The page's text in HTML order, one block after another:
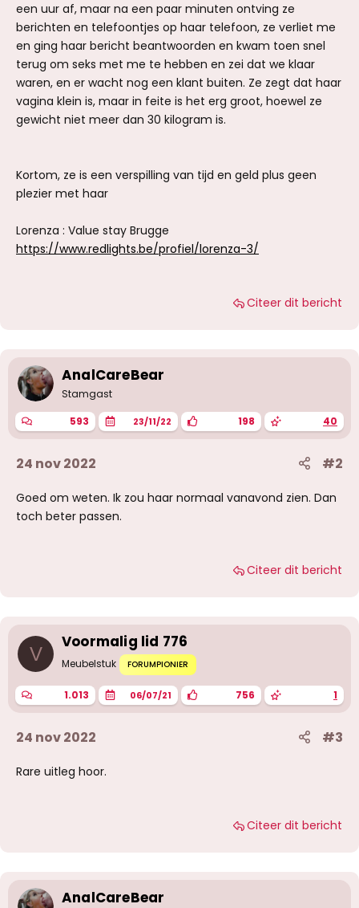
een uur af, maar na een paar minuten ontving ze
berichten en telefoontjes op haar telefoon, ze verliet me
en ging haar bericht beantwoorden en kwam toen snel
terug om seks met me te hebben en zei dat we klaar
waren, en er wacht nog een klant buiten. Ze zegt dat haar
vagina klein is, maar in feite is het erg groot, hoewel ze
gewicht niet meer dan 30 kilogram is.
Kortom, ze is een verspilling van tijd en geld plus geen
plezier met haar
Lorenza : Value stay Brugge
https://www.redlights.be/profiel/lorenza-3/
Citeer dit bericht
AnalCareBear
Stamgast
593 23/11/22 198 40
24 nov 2022 #2
Goed om weten. Ik zou haar normaal vanavond zien. Dan
toch beter passen.
Citeer dit bericht
V
Voormalig lid 776
Meubelstuk FORUMPIONIER
1.013 06/07/21 756 1
24 nov 2022 #3
Rare uitleg hoor.
Citeer dit bericht
AnalCareBear